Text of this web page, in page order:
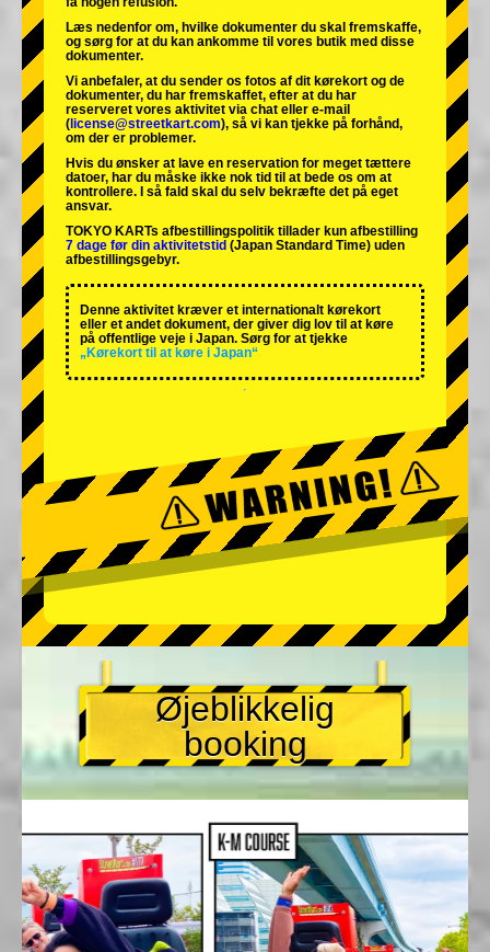
Læs nedenfor om, hvilke dokumenter du skal fremskaffe,
og sørg for at du kan ankomme til vores butik med disse
dokumenter.
Vi anbefaler, at du sender os fotos af dit kørekort og de
dokumenter, du har fremskaffet, efter at du har
reserveret vores aktivitet via chat eller e-mail
( license@streetkart.com), så vi kan tjekke på forhånd,
om der er problemer.
Hvis du ønsker at lave en reservation for meget tættere
datoer, har du måske ikke nok tid til at bede os om at
kontrollere. I så fald skal du selv bekræfte det på eget
ansvar.
TOKYO KARTs afbestillingspolitik tillader kun afbestilling
7 dage før din aktivitetstid (Japan Standard Time) uden
afbestillingsgebyr.
Denne aktivitet kræver et internationalt kørekort
eller et andet dokument, der giver dig lov til at køre
på offentlige veje i Japan. Sørg for at tjekke
„Kørekort til at køre i Japan“
Øjeblikkelig
booking